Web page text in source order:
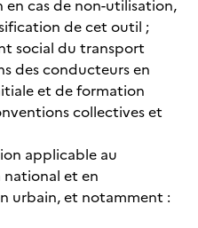
cas de non-utilisation,
de cet outil ;
social du transport
des conducteurs en
et de formation
collectives et
applicable au
et en
urbain, et notamment :